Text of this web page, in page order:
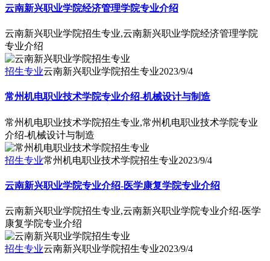
云南新兴职业学院经济管理学院专业介绍
云南新兴职业学院招生专业,云南新兴职业学院经济管理学院
专业介绍
招生专业云南新兴职业学院招生专业2023/9/4
常州机电职业技术学院专业介绍-机械设计与制造
常州机电职业技术学院招生专业,常州机电职业技术学院专业
介绍-机械设计与制造
招生专业常州机电职业技术学院招生专业2023/9/4
云南新兴职业学院专业介绍-医学康复学院专业介绍
云南新兴职业学院招生专业,云南新兴职业学院专业介绍-医学
康复学院专业介绍
招生专业云南新兴职业学院招生专业2023/9/4